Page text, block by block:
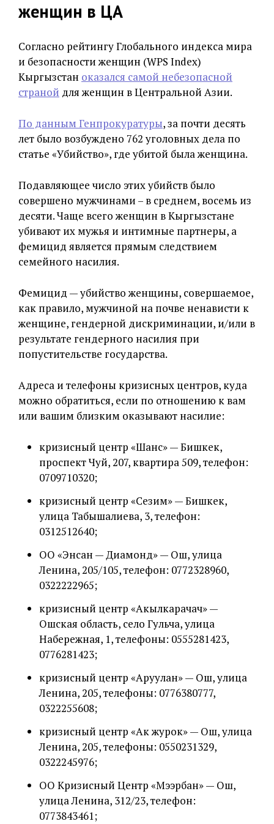
женщин в ЦА
Согласно рейтингу Глобального индекса мира
и безопасности женщин (WPS Index)
Кыргызстан оказался самой небезопасной
страной для женщин в Центральной Азии.
По данным Генпрокуратуры, за почти десять
лет было возбуждено 762 уголовных дела по
статье «Убийство», где убитой была женщина.
Подавляющее число этих убийств было
совершено мужчинами – в среднем, восемь из
десяти. Чаще всего женщин в Кыргызстане
убивают их мужья и интимные партнеры, а
фемицид является прямым следствием
семейного насилия.
Фемицид — убийство женщины, совершаемое,
как правило, мужчиной на почве ненависти к
женщине, гендерной дискриминации, и/или в
результате гендерного насилия при
попустительстве государства.
Адреса и телефоны кризисных центров, куда
можно обратиться, если по отношению к вам
или вашим близким оказывают насилие:
кризисный центр «Шанс» — Бишкек,
проспект Чуй, 207, квартира 509, телефон:
0709710320;
кризисный центр «Сезим» — Бишкек,
улица Табышалиева, 3, телефон:
0312512640;
ОО «Энсан — Диамонд» — Ош, улица
Ленина, 205/105, телефон: 0772328960,
0322222965;
кризисный центр «Акылкарачач» —
Ошская область, село Гульча, улица
Набережная, 1, телефоны: 0555281423,
0776281423;
кризисный центр «Аруулан» — Ош, улица
Ленина, 205, телефоны: 0776380777,
0322255608;
кризисный центр «Ак журок» — Ош, улица
Ленина, 205, телефоны: 0550231329,
0322245976;
ОО Кризисный Центр «Мээрбан» — Ош,
улица Ленина, 312/23, телефон:
0773843461;